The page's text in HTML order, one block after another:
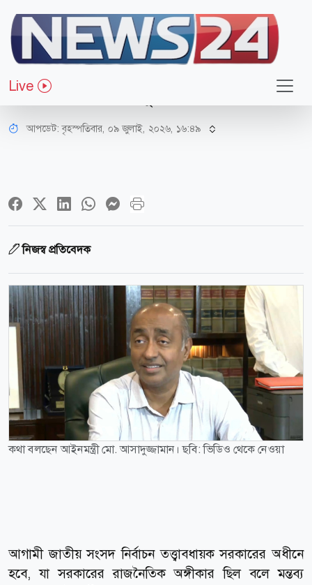
Live
আইন-বিচার
তত্ত্বাবধায়ক ও গণভোটের বিধান ফেরার
রায়ে জনআকাঙ্খা পূরণ হয়েছে: আইনমন্ত্রী
আপডেট: বৃহস্পতিবার, ০৯ জুলাই, ২০২৬, ১৬:৪৯
নিজস্ব প্রতিবেদক
কথা বলছেন আইনমন্ত্রী মো. আসাদুজ্জামান। ছবি: ভিডিও থেকে নেওয়া
আগামী জাতীয় সংসদ নির্বাচন তত্ত্বাবধায়ক সরকারের অধীনে
হবে, যা সরকারের রাজনৈতিক অঙ্গীকার ছিল বলে মন্তব্য